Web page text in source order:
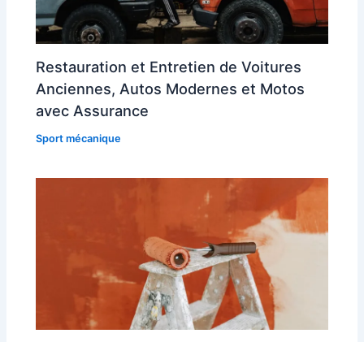
Restauration et Entretien de Voitures
Anciennes, Autos Modernes et Motos
avec Assurance
Sport mécanique